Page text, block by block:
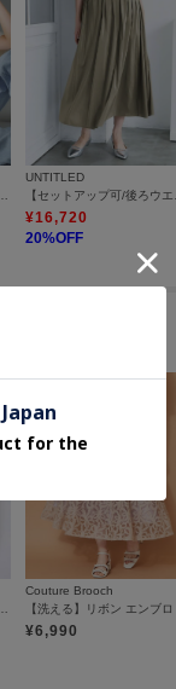
ネンライクテーラードジャケット《洗濯機OK》
UNTITLED
【セッ
¥16,720
20%OFF
Couture Brooch
¥6,990